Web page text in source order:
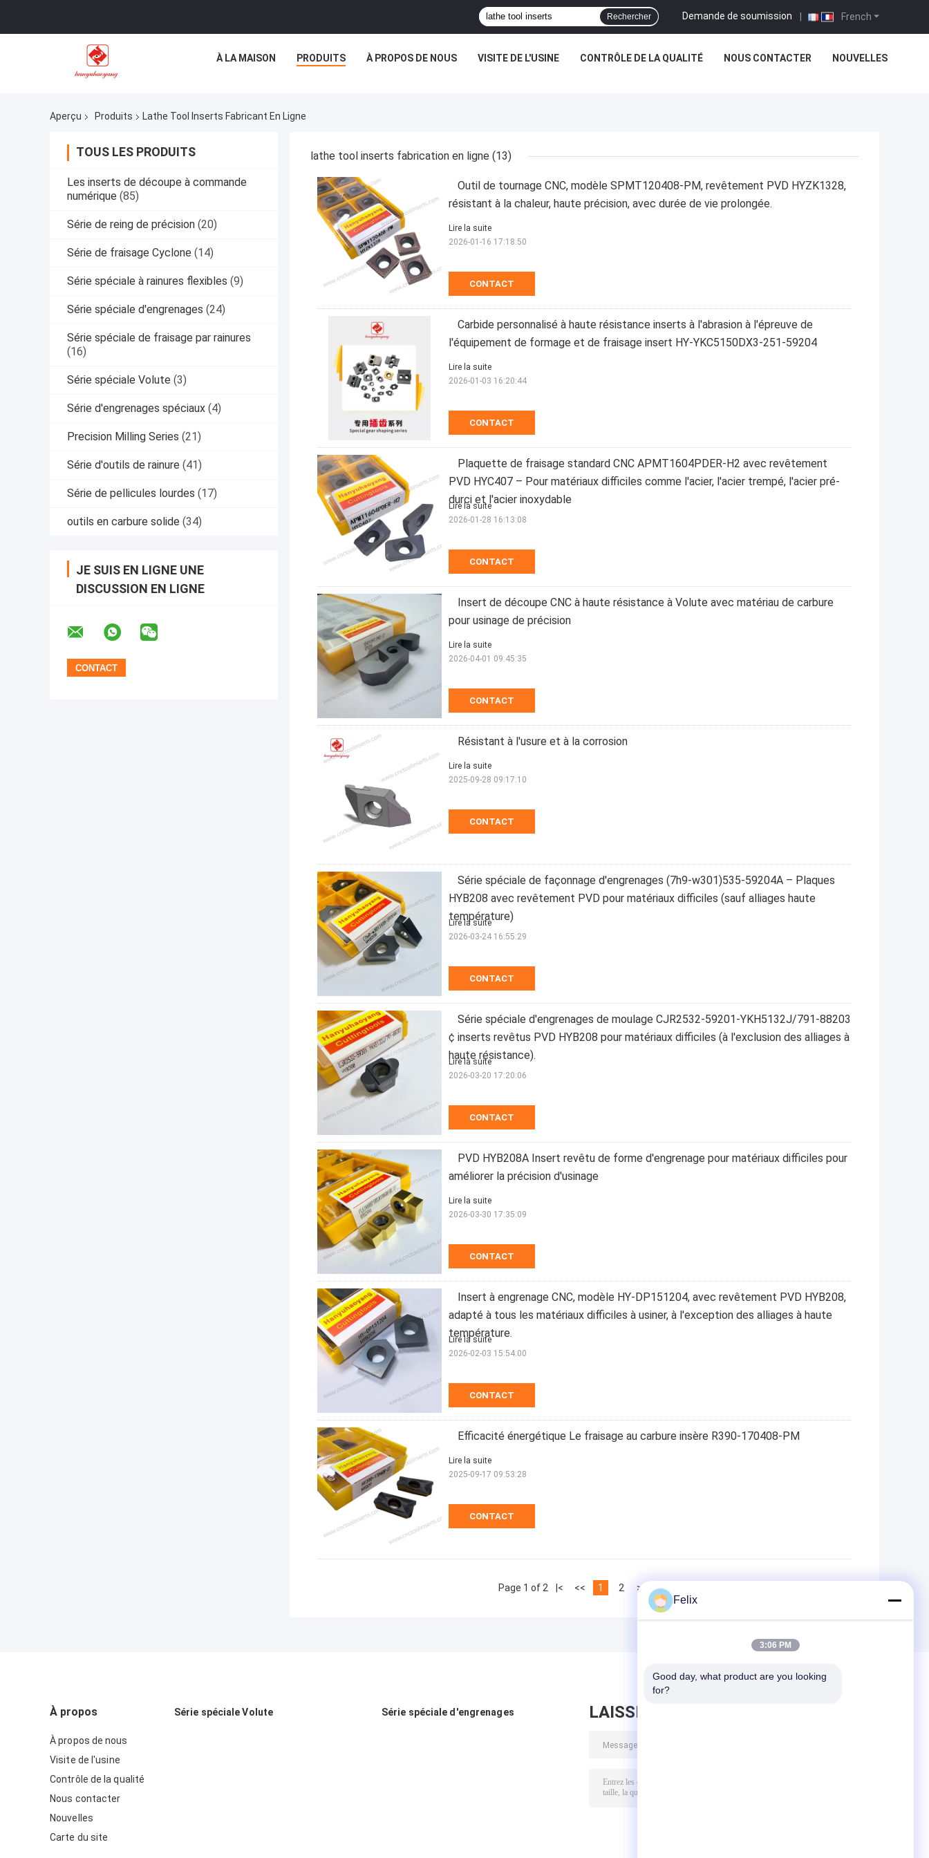
French
Demande de soumission |
Rechercher
À LA MAISON PRODUITS À PROPOS DE NOUS VISITE DE L'USINE CONTRÔLE DE LA QUALITÉ NOUS CONTACTER NOUVELLES
Aperçu Produits Lathe Tool Inserts Fabricant En Ligne
TOUS LES PRODUITS
Les inserts de découpe à commande
numérique (85)
Série de reing de précision (20)
Série de fraisage Cyclone (14)
Série spéciale à rainures flexibles (9)
Série spéciale d'engrenages (24)
Série spéciale de fraisage par rainures
(16)
Série spéciale Volute (3)
Série d'engrenages spéciaux (4)
Precision Milling Series (21)
Série d'outils de rainure (41)
Série de pellicules lourdes (17)
outils en carbure solide (34)
JE SUIS EN LIGNE UNE
DISCUSSION EN LIGNE
lathe tool inserts fabrication en ligne (13)
Outil de tournage CNC, modèle SPMT120408-PM, revêtement PVD HYZK1328,
résistant à la chaleur, haute précision, avec durée de vie prolongée.
CONTACT
Lire la suite
2026-01-16 17:18:50
Carbide personnalisé à haute résistance inserts à l'abrasion à l'épreuve de
l'équipement de formage et de fraisage insert HY-YKC5150DX3-251-59204
CONTACT
Lire la suite
2026-01-03 16:20:44
Plaquette de fraisage standard CNC APMT1604PDER-H2 avec revêtement
PVD HYC407 – Pour matériaux difficiles comme l'acier, l'acier trempé, l'acier pré-
durci et l'acier inoxydable
CONTACT
Lire la suite
2026-01-28 16:13:08
Insert de découpe CNC à haute résistance à Volute avec matériau de carbure
pour usinage de précision
CONTACT
Lire la suite
2026-04-01 09:45:35
Résistant à l'usure et à la corrosion
CONTACT
Lire la suite
2025-09-28 09:17:10
Série spéciale de façonnage d'engrenages (7h9-w301)535-59204A – Plaques
HYB208 avec revêtement PVD pour matériaux difficiles (sauf alliages haute
température)
CONTACT
Lire la suite
2026-03-24 16:55:29
Série spéciale d'engrenages de moulage CJR2532-59201-YKH5132J/791-88203
¢ inserts revêtus PVD HYB208 pour matériaux difficiles (à l'exclusion des alliages à
haute résistance).
CONTACT
Lire la suite
2026-03-20 17:20:06
PVD HYB208A Insert revêtu de forme d'engrenage pour matériaux difficiles pour
améliorer la précision d'usinage
CONTACT
Lire la suite
2026-03-30 17:35:09
Insert à engrenage CNC, modèle HY-DP151204, avec revêtement PVD HYB208,
adapté à tous les matériaux difficiles à usiner, à l'exception des alliages à haute
température.
CONTACT
Lire la suite
2026-02-03 15:54:00
Efficacité énergétique Le fraisage au carbure insère R390-170408-PM
CONTACT
Lire la suite
2025-09-17 09:53:28
Page 1 of 2 |< << 1 2 >> >|
À propos
À propos de nous
Visite de l'usine
Contrôle de la qualité
Nous contacter
Nouvelles
Carte du site
Série spéciale Volute Série spéciale d'engrenages LAISSEZ UN MESSAGE
Felix
3:06 PM
Good day, what product are you looking
for?